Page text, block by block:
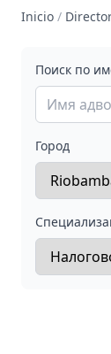
Inicio /
Поиск по
Город